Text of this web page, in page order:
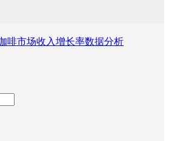
啡市场收入增长率数据分析